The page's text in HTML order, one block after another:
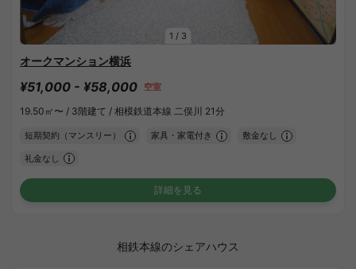
1 / 3
オークマンション横浜
¥51,000 - ¥58,000 空室
19.50㎡〜 / 3階建て / 相模鉄道本線 二俣川 21分
短期契約（マンスリー） 家具・家電付き 敷金なし
礼金なし
詳細を見る
相鉄本線のシェアハウス